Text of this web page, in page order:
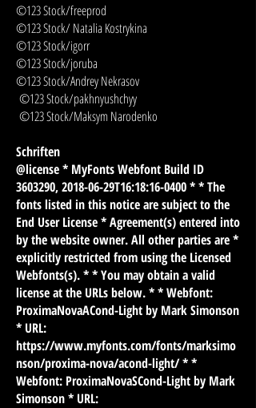
©123 Stock/freeprod
©123 Stock/ Natalia Kostrykina
©123 Stock/igorr
©123 Stock/joruba
©123 Stock/Andrey Nekrasov
©123 Stock/pakhnyushchyy
©123 Stock/Maksym Narodenko
Schriften
@license * MyFonts Webfont Build ID
3603290, 2018-06-29T16:18:16-0400 * * The
fonts listed in this notice are subject to the
End User License * Agreement(s) entered into
by the website owner. All other parties are *
explicitly restricted from using the Licensed
Webfonts(s). * * You may obtain a valid
license at the URLs below. * * Webfont:
ProximaNovaACond-Light by Mark Simonson
* URL:
https://www.myfonts.com/fonts/marksimo
nson/proxima-nova/acond-light/* *
Webfont: ProximaNovaSCond-Light by Mark
Simonson * URL: